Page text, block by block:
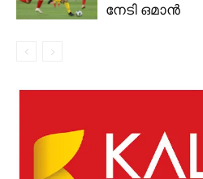
നേടി ഒമാൻ